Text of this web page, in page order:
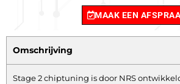
MAAK EEN
Omschrijving
Stage 2 chiptuning is door NRS